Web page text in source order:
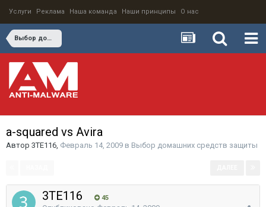
Услуги Реклама Наша команда Наши принципы О нас
Выбор домашних средств защиты
a-squared vs Avira
Автор 3TE116, Февраль 14, 2009 в Выбор домашних средств защиты
3TE116 45